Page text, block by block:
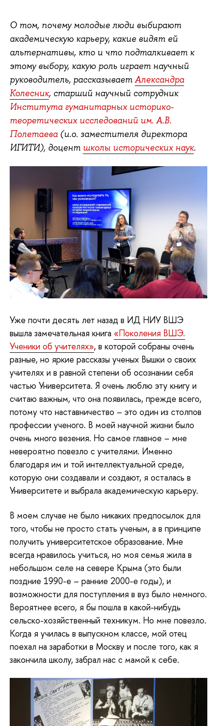
О том, почему молодые люди выбирают
академическую карьеру, какие видят ей
альтернативы, кто и что подталкивает к
этому выбору, какую роль играет научный
руководитель, рассказывает Александра
Колесник, старший научный сотрудник
Института гуманитарных историко-
теоретических исследований им. А.В.
Полетаева(и.о. заместителя директора
ИГИТИ), доцент школы исторических наук.
Уже почти десять лет назад в ИД НИУ ВШЭ
вышла замечательная книга «Поколения ВШЭ.
Ученики об учителях», в которой собраны очень
разные, но яркие рассказы ученых Вышки о своих
учителях и в равной степени об осознании себя
частью Университета. Я очень люблю эту книгу и
считаю важным, что она появилась, прежде всего,
потому что наставничество – это один из столпов
профессии ученого. В моей научной жизни было
очень много везения. Но самое главное – мне
невероятно повезло с учителями. Именно
благодаря им и той интеллектуальной среде,
которую они создавали и создают, я осталась в
Университете и выбрала академическую карьеру.
В моем случае не было никаких предпосылок для
того, чтобы не просто стать ученым, а в принципе
получить университетское образование. Мне
всегда нравилось учиться, но моя семья жила в
небольшом селе на севере Крыма (это были
поздние 1990-е – ранние 2000-е годы), и
возможности для поступления в вуз было немного.
Вероятнее всего, я бы пошла в какой-нибудь
сельско-хозяйственный техникум. Но мне повезло.
Когда я училась в выпускном классе, мой отец
поехал на заработки в Москву и после того, как я
закончила школу, забрал нас с мамой к себе.